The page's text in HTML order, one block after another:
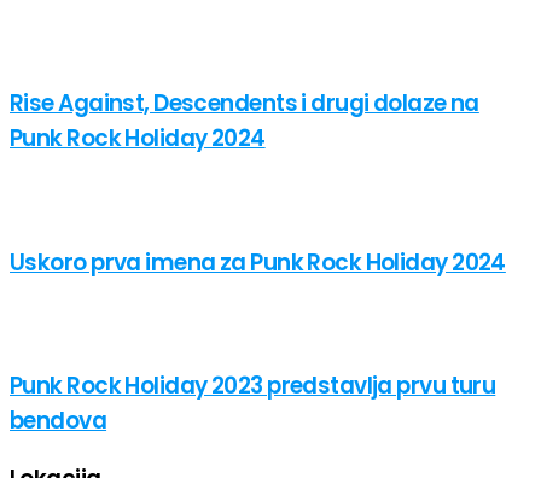
Rise Against, Descendents i drugi dolaze na
Punk Rock Holiday 2024
Uskoro prva imena za Punk Rock Holiday 2024
Punk Rock Holiday 2023 predstavlja prvu turu
bendova